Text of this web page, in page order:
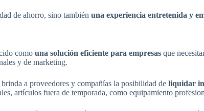
de ahorro, sino también una experiencia entretenida y
como una solución eficiente para empresas que
y de marketing.
a proveedores y compañías la posibilidad de liquidar
artículos fuera de temporada, como equipamiento